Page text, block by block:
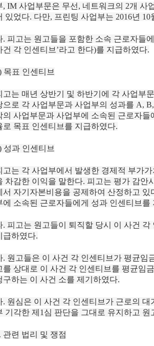
, IM 사업부문은 무선, 네트워크의 2개 사
있었다. 다만, 프린팅 사업부는 2016년
. 피고는 원고들을 포함한 소속 근로자들
건 각 인센티브’라고 한다)를 지급하였다.
목표 인센티브
고는 매년 상반기 및 하반기에 각 사업부
으로 각 사업부문과 사업부의 성과를 A,
의 사업부문과 사업부에 소속된 근로자들
로 목표 인센티브를 지급하였다.
성과 인센티브
고는 각 사업부에서 발생한 경제적 부가가
차감한 이익을 말한다. 피고는 평가 감안
서 자기자본비용을 공제하여 산정하고 있
에 소속된 근로자들에게 성과 인센티브를
. 피고는 원고들이 퇴직할 당시 이 사건
급하였다.
. 원고들은 이 사건 각 인센티브가 평균임
를 상대로 이 사건 각 인센티브를 평균임
구하는 이 사건 소를 제기하였다.
. 원심은 이 사건 각 인센티브가 근로의
기각한 제1심 판단을 그대로 유지하고
관련 법리 및 쟁점